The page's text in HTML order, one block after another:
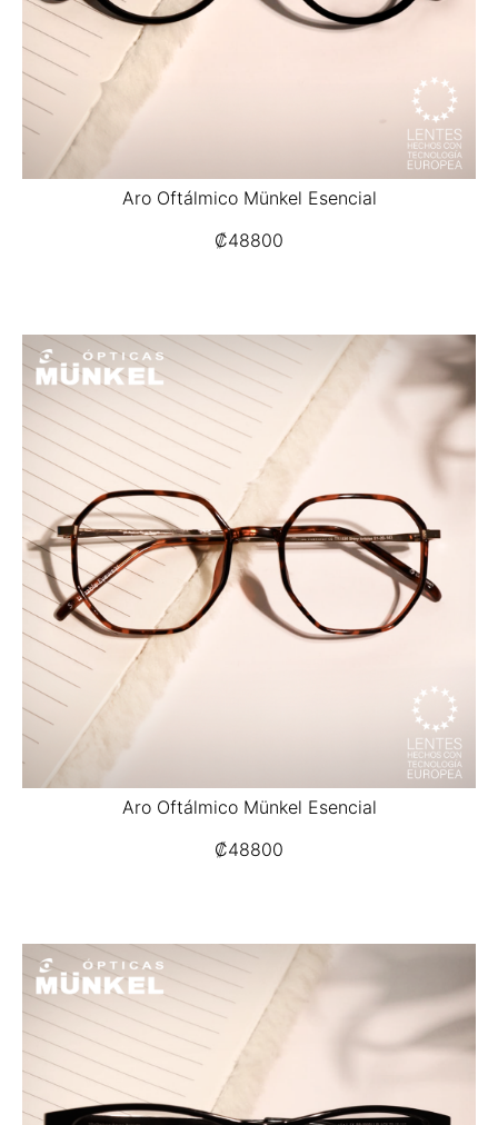
Aro Oftálmico Münkel Esencial
₡48800
Aro Oftálmico Münkel Esencial
₡48800